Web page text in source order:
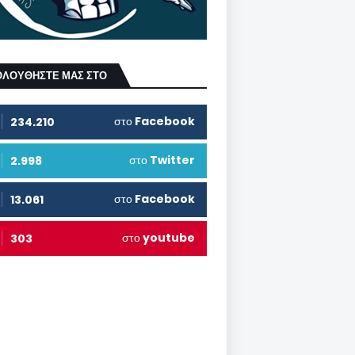
ΜΑΣ ΣΤΟ
234.210 στο Facebook
2.998 στο Twitter
13.061 στο Facebook
303 στοyoutube